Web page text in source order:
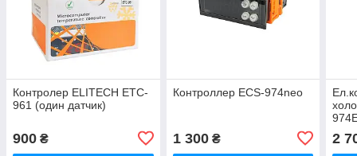
Контролер ELITECH ETC-
961 (один датчик)
900 ₴
Контроллер ECS-974neo
1 300₴ 2